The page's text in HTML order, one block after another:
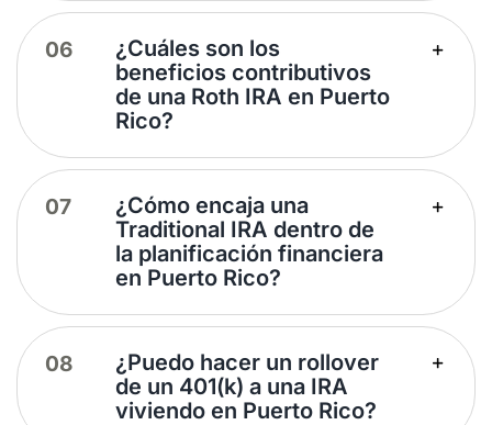
¿Cuáles son los
beneficios contributivos
de una Roth IRA en Puerto
Rico?
¿Cómo encaja una
Traditional IRA dentro de
la planificación financiera
en Puerto Rico?
¿Puedo hacer un rollover
de un 401(k) a una IRA
viviendo en Puerto Rico?